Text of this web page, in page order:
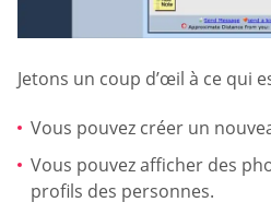
Jetons un coup d’œil à ce qui
Vous pouvez créer un
Vous pouvez afficher des
profils des personnes.